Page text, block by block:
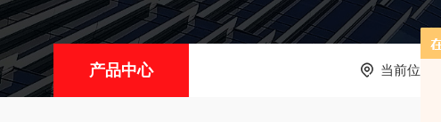
产品中心 当前位置：